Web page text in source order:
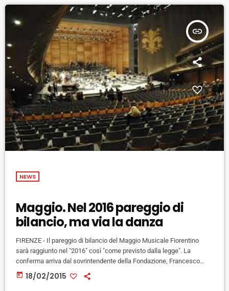
insert_link
NEWS
Maggio. Nel 2016 pareggio di
bilancio, ma via la danza
FIRENZE - Il pareggio di bilancio del Maggio Musicale Fiorentino
sarà raggiunto nel "2016" così "come previsto dalla legge". La
conferma arriva dal sovrintendente della Fondazione, Francesco
Bianchi, a margine della presentazione del 78/o festival del teatro.
Stamani, ha poi ricordato Bianchi, è stato approvato il budget di
today 18/02/2015